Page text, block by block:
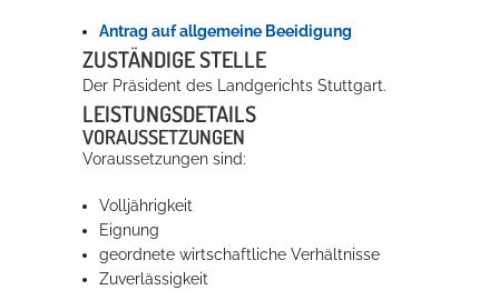
Antrag auf allgemeine Beeidigung
ZUSTÄNDIGE STELLE
Der Präsident des Landgerichts Stuttgart.
LEISTUNGSDETAILS
VORAUSSETZUNGEN
Voraussetzungen sind:
Volljährigkeit
Eignung
geordnete wirtschaftliche Verhältnisse
Zuverlässigkeit